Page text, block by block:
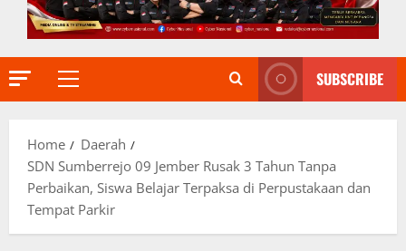
Primary
SUBSCRIBE
Home
Daerah
SDN Sumberrejo 09 Jember Rusak 3 Tahun Tanpa
Perbaikan, Siswa Belajar Terpaksa di Perpustakaan dan
Tempat Parkir